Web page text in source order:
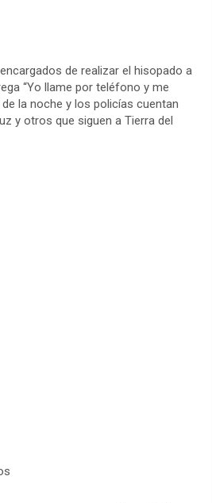
de realizar el hisopado a
“Yo llame por teléfono y me
la noche y los policías cuentan
y otros que siguen a Tierra del